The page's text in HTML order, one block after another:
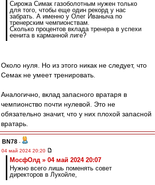
Сирожа Симак газоболотным нужен только
для того, чтобы еще один рекорд у нас
забрать. А именно у Олег Иваныча по
тренерским чемпионствам.
Сколько процентов вклада тренера в успехи
еенита в карманной лиге?
Около нуля. Но из этого никак не следует, что
Семак не умеет тренировать.
Аналогично, вклад запасного вратаря в
чемпионство почти нулевой. Это не
обязательно значит, что у них плохой запасной
вратарь.
BN78 -
04 май 2024 20:20
МосфОлд » 04 май 2024 20:07
Нужно всего лишь поменять совет
директоров в Лукойле,